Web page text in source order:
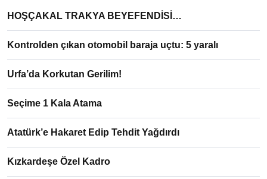
HOŞÇAKAL TRAKYA BEYEFENDİSİ…
Kontrolden çıkan otomobil baraja uçtu: 5 yaralı
Urfa’da Korkutan Gerilim!
Seçime 1 Kala Atama
Atatürk’e Hakaret Edip Tehdit Yağdırdı
Kızkardeşe Özel Kadro